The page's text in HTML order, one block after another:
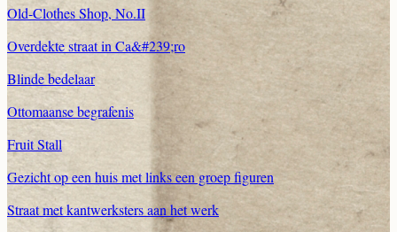
Old-Clothes Shop, No.II
Overdekte straat in Ca&#239;ro
Blinde bedelaar
Ottomaanse begrafenis
Fruit Stall
Gezicht op een huis met links een groep figuren
Straat met kantwerksters aan het werk